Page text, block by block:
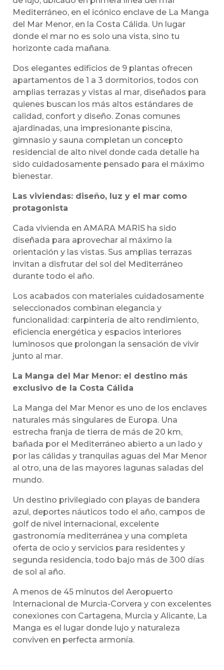
Mediterráneo, en el icónico enclave de La Manga
del Mar Menor, en la Costa Cálida. Un lugar
donde el mar no es solo una vista, sino tu
horizonte cada mañana.
Dos elegantes edificios de 9 plantas ofrecen
apartamentos de 1 a 3 dormitorios, todos con
amplias terrazas y vistas al mar, diseñados para
quienes buscan los más altos estándares de
calidad, confort y diseño. Zonas comunes
ajardinadas, una impresionante piscina,
gimnasio y sauna completan un concepto
residencial de alto nivel donde cada detalle ha
sido cuidadosamente pensado para el máximo
bienestar.
Las viviendas: diseño, luz y el mar como
protagonista
Cada vivienda en AMARA MARIS ha sido
diseñada para aprovechar al máximo la
orientación y las vistas. Sus amplias terrazas
invitan a disfrutar del sol del Mediterráneo
durante todo el año.
Los acabados con materiales cuidadosamente
seleccionados combinan elegancia y
funcionalidad: carpintería de alto rendimiento,
eficiencia energética y espacios interiores
luminosos que prolongan la sensación de vivir
junto al mar.
La Manga del Mar Menor: el destino más
exclusivo de la Costa Cálida
La Manga del Mar Menor es uno de los enclaves
naturales más singulares de Europa. Una
estrecha franja de tierra de más de 20 km,
bañada por el Mediterráneo abierto a un lado y
por las cálidas y tranquilas aguas del Mar Menor
al otro, una de las mayores lagunas saladas del
mundo.
Un destino privilegiado con playas de bandera
azul, deportes náuticos todo el año, campos de
golf de nivel internacional, excelente
gastronomía mediterránea y una completa
oferta de ocio y servicios para residentes y
segunda residencia, todo bajo más de 300 días
de sol al año.
A menos de 45 minutos del Aeropuerto
Internacional de Murcia-Corvera y con excelentes
conexiones con Cartagena, Murcia y Alicante, La
Manga es el lugar donde lujo y naturaleza
conviven en perfecta armonía.